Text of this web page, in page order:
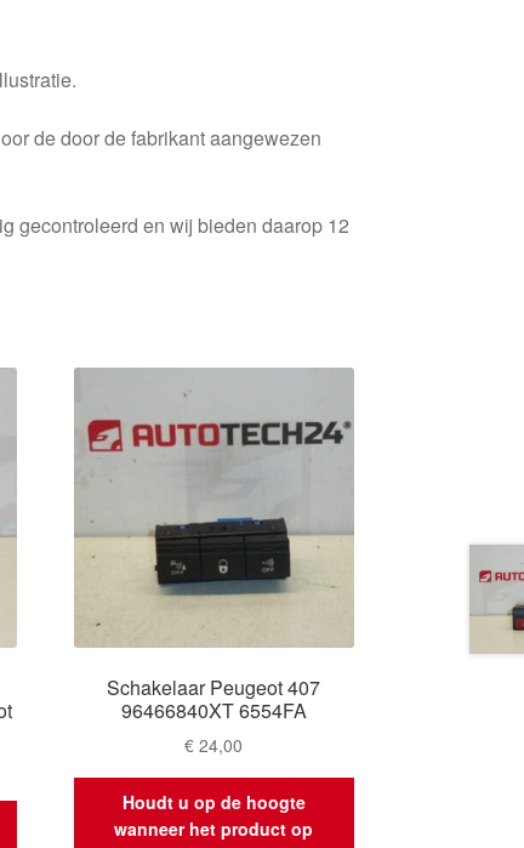
de door de fabrikant aangewezen
gecontroleerd en wij bieden daarop 12
Schakelaar Peugeot 407
96466840XT 6554FA
€ 24,00
Houdt u op de hoogte
wanneer het product op